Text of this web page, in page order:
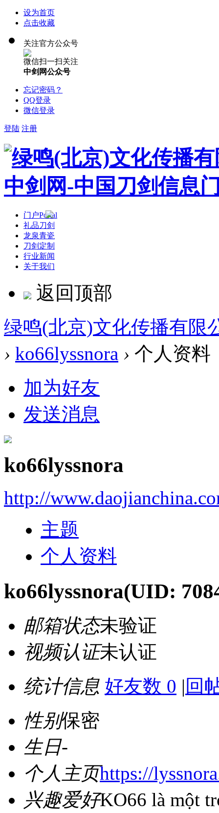
设为首页
点击收藏
关注官方公众号
微信扫一扫关注
中剑网公众号
忘记密码？
QQ登录
微信登录
登陆 注册
门户Portal
礼品刀剑
龙泉青瓷
刀剑定制
行业新闻
关于我们
返回顶部
绿鸣(北京)文化传播有限
› ko66lyssnora › 个人资料
加为好友
发送消息
ko66lyssnora
http://
主题
个人资料
ko66lyssnora(UID:
邮箱状态未验证
视频认证未认证
统计信息 好友数 0 | 回
性别保密
生日-
个人主页https://
兴趣爱好KO66 là một